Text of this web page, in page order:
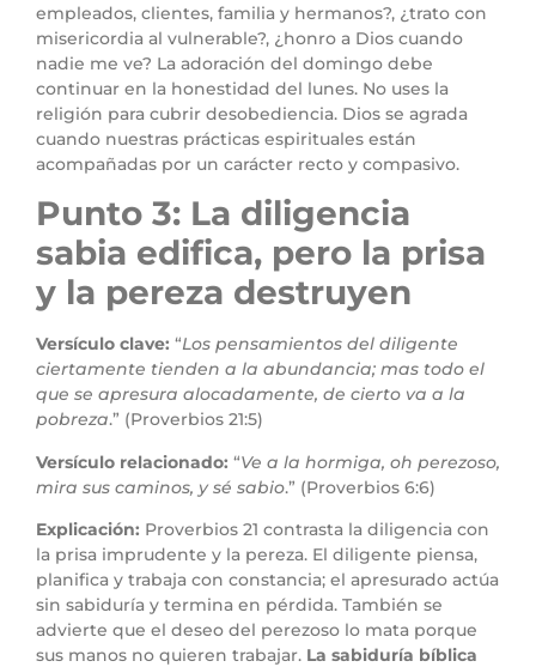
empleados, clientes, familia y hermanos?, ¿trato con
misericordia al vulnerable?, ¿honro a Dios cuando
nadie me ve? La adoración del domingo debe
continuar en la honestidad del lunes. No uses la
religión para cubrir desobediencia. Dios se agrada
cuando nuestras prácticas espirituales están
acompañadas por un carácter recto y compasivo.
Punto 3: La diligencia
sabia edifica, pero la prisa
y la pereza destruyen
Versículo clave: “Los pensamientos del diligente
ciertamente tienden a la abundancia; mas todo el
que se apresura alocadamente, de cierto va a la
pobreza.” (Proverbios 21:5)
Versículo relacionado: “Ve a la hormiga, oh perezoso,
mira sus caminos, y sé sabio.” (Proverbios 6:6)
Explicación: Proverbios 21 contrasta la diligencia con
la prisa imprudente y la pereza. El diligente piensa,
planifica y trabaja con constancia; el apresurado actúa
sin sabiduría y termina en pérdida. También se
advierte que el deseo del perezoso lo mata porque
sus manos no quieren trabajar. La sabiduría bíblica